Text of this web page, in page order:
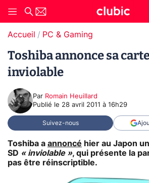
Accueil PC & Gaming
Toshiba annonce sa
inviolable
Par Romain Heuillard
Publié le 28 avril 2011 à 16h29
Suivez-nous
Toshiba a annoncé hier au Japon
SD « inviolable », qui présente la
pas être réinscriptible.